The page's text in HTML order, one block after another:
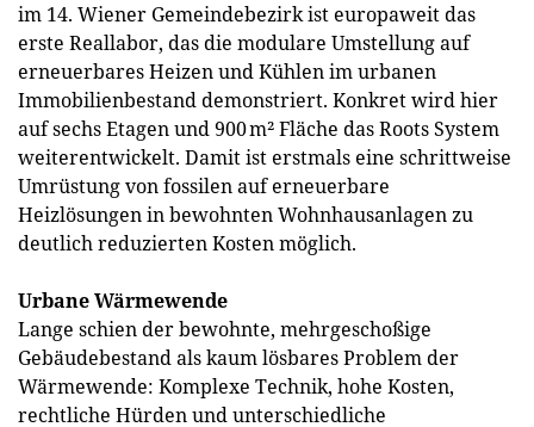
im 14. Wiener Gemeindebezirk ist europaweit das
erste Reallabor, das die modulare Umstellung auf
erneuerbares Heizen und Kühlen im urbanen
Immobilienbestand demonstriert. Konkret wird hier
auf sechs Etagen und 900 m² Fläche das Roots System
weiterentwickelt. Damit ist erstmals eine schrittweise
Umrüstung von fossilen auf erneuerbare
Heizlösungen in bewohnten Wohnhausanlagen zu
deutlich reduzierten Kosten möglich.
Urbane Wärmewende
Lange schien der bewohnte, mehrgeschoßige
Gebäudebestand als kaum lösbares Problem der
Wärmewende: Komplexe Technik, hohe Kosten,
rechtliche Hürden und unterschiedliche